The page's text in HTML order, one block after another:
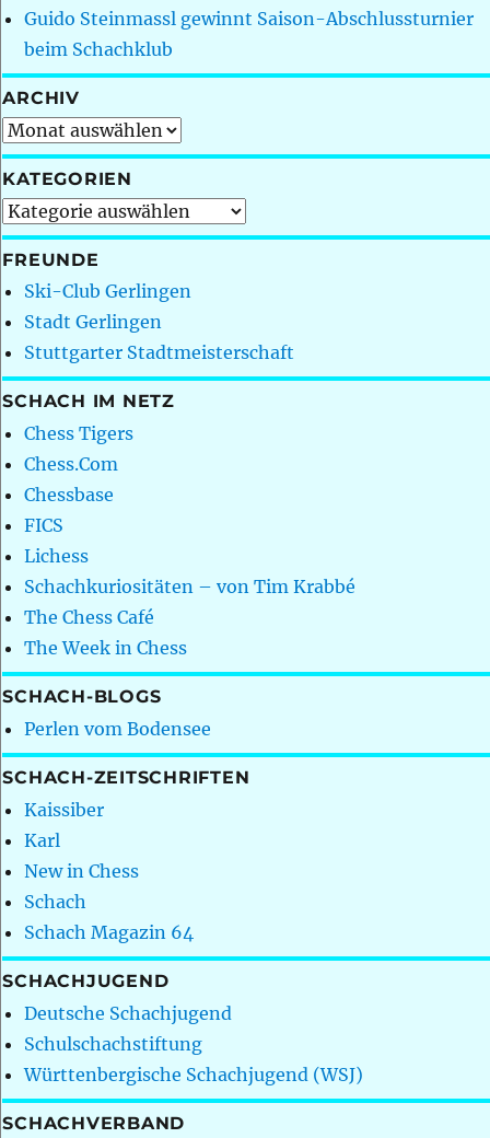
Guido Steinmassl gewinnt Saison-Abschlussturnier
beim Schachklub
ARCHIV
Archiv
KATEGORIEN
Kategorien
FREUNDE
Ski-Club Gerlingen
Stadt Gerlingen
Stuttgarter Stadtmeisterschaft
SCHACH IM NETZ
Chess Tigers
Chess.Com
Chessbase
FICS
Lichess
Schachkuriositäten – von Tim Krabbé
The Chess Café
The Week in Chess
SCHACH-BLOGS
Perlen vom Bodensee
SCHACH-ZEITSCHRIFTEN
Kaissiber
Karl
New in Chess
Schach
Schach Magazin 64
SCHACHJUGEND
Deutsche Schachjugend
Schulschachstiftung
Württenbergische Schachjugend (WSJ)
SCHACHVERBAND